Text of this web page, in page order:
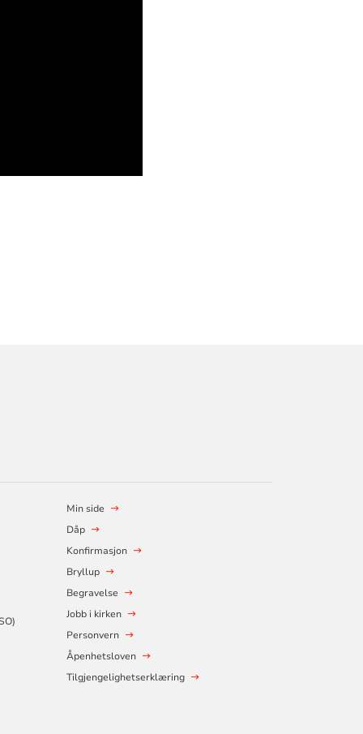
Min side
Dåp
Konfirmasjon
Bryllup
Begravelse
Jobb i kirken
Personvern
Åpenhetsloven
Tilgjengelighetserklæring